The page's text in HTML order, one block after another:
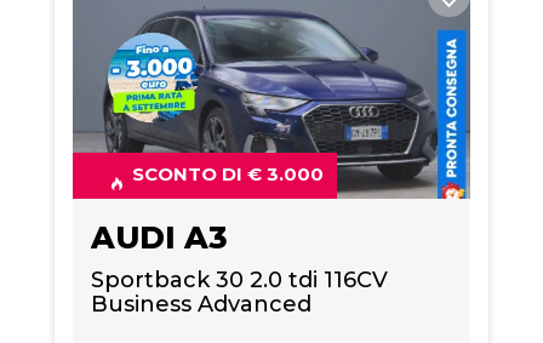
SCONTO DI € 3.000
AUDI A3
Sportback 30 2.0 tdi 116CV
Business Advanced